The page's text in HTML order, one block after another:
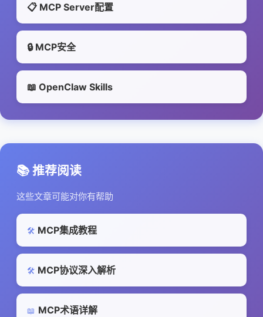
📋 MCP Server配置
🔒 MCP安全
📖 OpenClaw Skills
📚 推荐阅读
这些文章可能对你有帮助
🛠️ MCP集成教程
🛠️ MCP协议深入解析
📖 MCP术语详解